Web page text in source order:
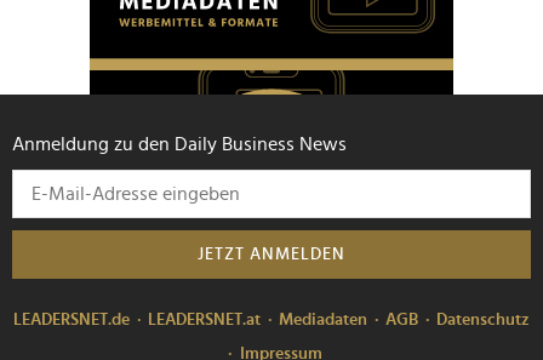
Anmeldung zu den Daily Business News
JETZT ANMELDEN
LEADERSNET.de LEADERSNET.at Mediadaten AGB
Datenschutz
Impressum